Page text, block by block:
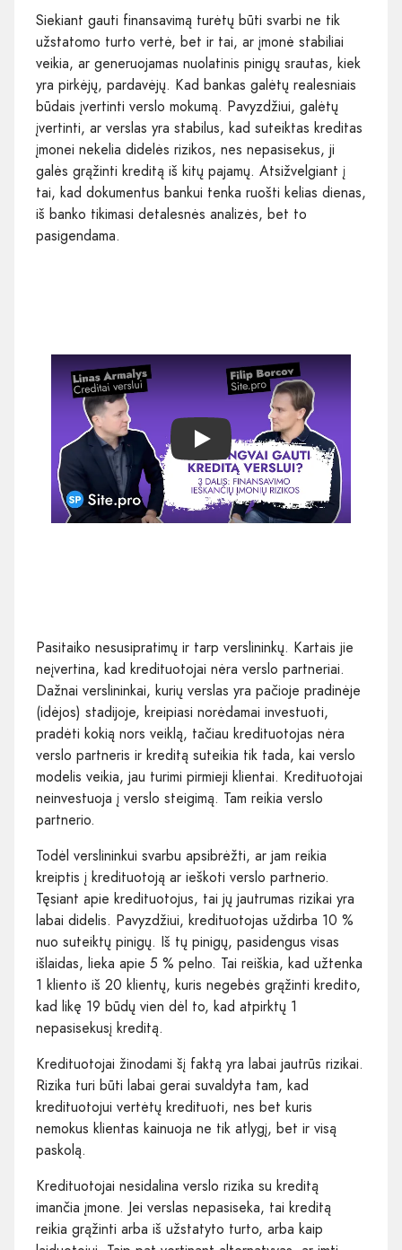
Siekiant gauti finansavimą turėtų būti svarbi ne tik
užstatomo turto vertė, bet ir tai, ar įmonė stabiliai
veikia, ar generuojamas nuolatinis pinigų srautas, kiek
yra pirkėjų, pardavėjų. Kad bankas galėtų realesniais
būdais įvertinti verslo mokumą. Pavyzdžiui, galėtų
įvertinti, ar verslas yra stabilus, kad suteiktas kreditas
įmonei nekelia didelės rizikos, nes nepasisekus, ji
galės grąžinti kreditą iš kitų pajamų. Atsižvelgiant į
tai, kad dokumentus bankui tenka ruošti kelias dienas,
iš banko tikimasi detalesnės analizės, bet to
pasigendama.
Play
Pasitaiko nesusipratimų ir tarp verslininkų. Kartais jie
neįvertina, kad kredituotojai nėra verslo partneriai.
Dažnai verslininkai, kurių verslas yra pačioje pradinėje
(idėjos) stadijoje, kreipiasi norėdamai investuoti,
pradėti kokią nors veiklą, tačiau kredituotojas nėra
verslo partneris ir kreditą suteikia tik tada, kai verslo
modelis veikia, jau turimi pirmieji klientai. Kredituotojai
neinvestuoja į verslo steigimą. Tam reikia verslo
partnerio.
Todėl verslininkui svarbu apsibrėžti, ar jam reikia
kreiptis į kredituotoją ar ieškoti verslo partnerio.
Tęsiant apie kredituotojus, tai jų jautrumas rizikai yra
labai didelis. Pavyzdžiui, kredituotojas uždirba 10 %
nuo suteiktų pinigų. Iš tų pinigų, pasidengus visas
išlaidas, lieka apie 5 % pelno. Tai reiškia, kad užtenka
1 kliento iš 20 klientų, kuris negebės grąžinti kredito,
kad likę 19 būdų vien dėl to, kad atpirktų 1
nepasisekusį kreditą.
Kredituotojai žinodami šį faktą yra labai jautrūs rizikai.
Rizika turi būti labai gerai suvaldyta tam, kad
kredituotojui vertėtų kredituoti, nes bet kuris
nemokus klientas kainuoja ne tik atlygį, bet ir visą
paskolą.
Kredituotojai nesidalina verslo rizika su kreditą
imančia įmone. Jei verslas nepasiseka, tai kreditą
reikia grąžinti arba iš užstatyto turto, arba kaip